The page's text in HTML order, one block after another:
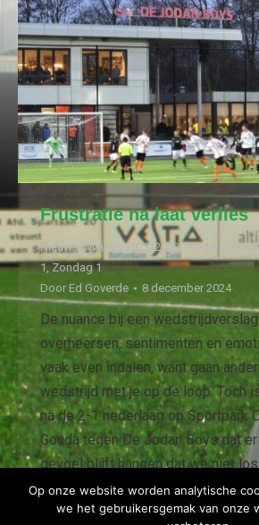
Frustratie na laat verlies
Nieuws,Nieuws 2022/2023,
1,Zondag 1
DoorEd Goverde 8 december 2024
De nuance bij een
overheersen, sentimenten en
vaak even indalen, want gaan
wedstrijd met je op de loop. Toch
na de 2-1 nederlaag op Sportpark
Gouda tegen De Jodan Boys dat
gevoel blijft hangen dat we niet
Op onze website worden analytische
we het gebruikersgemak van onze